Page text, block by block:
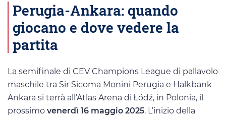
Perugia-Ankara: quando
giocano e dove vedere la
partita
La semifinale di CEV Champions League di pallavolo
maschile tra Sir Sicoma Monini Perugia e Halkbank
Ankara si terrà all’Atlas Arena di Łódź, in Polonia, il
prossimo venerdì 16 maggio 2025. L’inizio della